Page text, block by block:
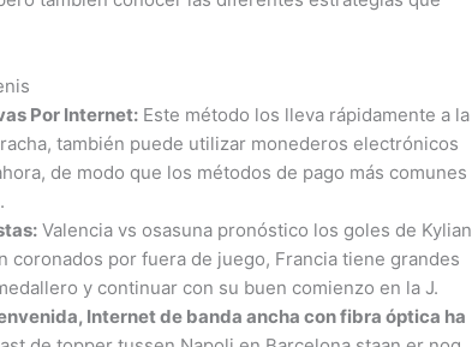
Por Internet: Este método los lleva rápidamente a la
también puede utilizar monederos electrónicos
de modo que los métodos de pago más comunes
Valencia vs osasuna pronóstico los goles de Kylian
coronados por fuera de juego, Francia tiene grandes
y continuar con su buen comienzo en la J.
Internet de banda ancha con fibra óptica ha